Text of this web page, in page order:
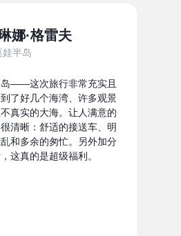
娜·格雷夫
娃半岛
——这次旅行非常充实且
了好几个海湾、许多观景
真实的大海。让人满意的
清晰：舒适的接送车、明
和多余的匆忙。另外加分
这真的是超级福利。